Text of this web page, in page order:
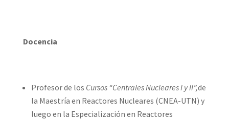
Docencia
Profesor de los Cursos “Centrales Nucleares I y II”,de
la Maestría en Reactores Nucleares (CNEA-UTN) y
luego en la Especialización en Reactores